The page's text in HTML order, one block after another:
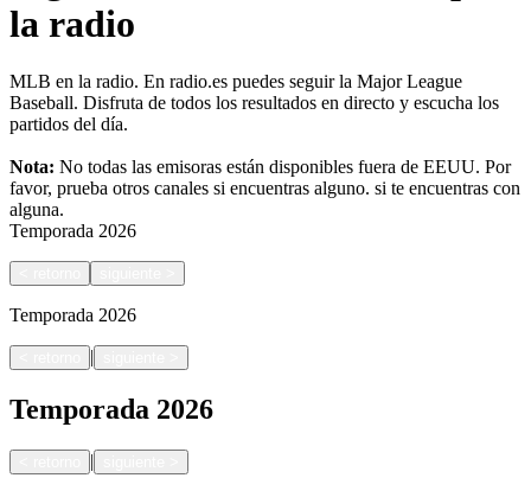
la radio
MLB en la radio. En radio.es puedes seguir la Major League
Baseball. Disfruta de todos los resultados en directo y escucha los
partidos del día.
Nota: No todas las emisoras están disponibles fuera de EEUU. Por
favor, prueba otros canales si encuentras alguno. si te encuentras con
alguna.
Temporada 2026
Temporada 2026
|
Temporada 2026
|